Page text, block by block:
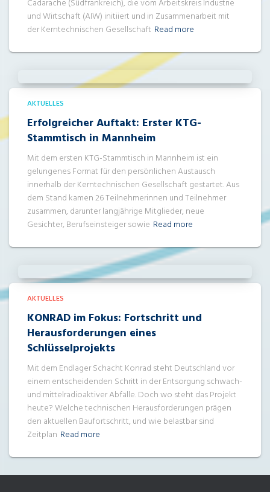
Cadarache (Südfrankreich), die vom Arbeitskreis Industrie
und Wirtschaft (AIW) initiiert und in Zusammenarbeit mit
der Kerntechnischen Gesellschaft Read more
AKTUELLES
Erfolgreicher Auftakt: Erster KTG-
Stammtisch in Mannheim
Mit dem ersten KTG-Stammtisch in Mannheim ist ein
gelungenes Format für den persönlichen Austausch
innerhalb der Kerntechnischen Gesellschaft gestartet. Aus
dem Stand kamen 26 Teilnehmerinnen und Teilnehmer
zusammen, darunter langjährige Mitglieder, neue
Gesichter, Berufseinsteiger sowie Read more
AKTUELLES
KONRAD im Fokus: Fortschritt und
Herausforderungen eines
Schlüsselprojekts
Mit dem Endlager Schacht Konrad steht Deutschland vor
einem entscheidenden Schritt in der Entsorgung schwach-
und mittelradioaktiver Abfälle. Doch wo steht das Projekt
heute? Welche technischen Herausforderungen prägen
den aktuellen Baufortschritt, und wie belastbar sind
Zeitplan Read more